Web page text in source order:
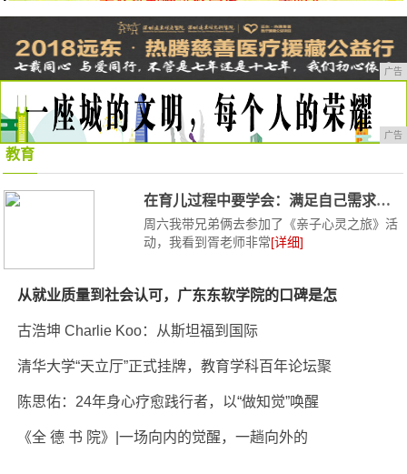
广告
广告
教育
在育儿过程中要学会：满足自己需求、创造黄
周六我带兄弟俩去参加了《亲子心灵之旅》活
动，我看到胥老师非常[详细]
从就业质量到社会认可，广东东软学院的口碑是怎
古浩坤 Charlie Koo：从斯坦福到国际
清华大学“天立厅”正式挂牌，教育学科百年论坛聚
陈思佑：24年身心疗愈践行者，以“做知觉”唤醒
《全 德 书 院》|一场向内的觉醒，一趟向外的